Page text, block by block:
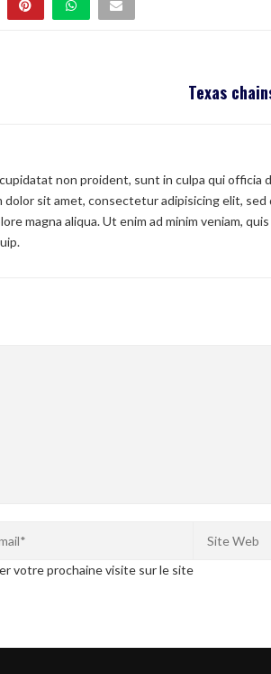
Texas
non proident, sunt in culpa qui officia
dolor sit amet, consectetur adipisicing elit,
magna aliqua. Ut enim ad minim veniam,
votre prochaine visite sur le site